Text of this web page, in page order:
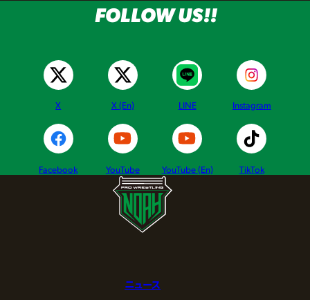
FOLLOW US!!
X X (En) LINE Instagram
Facebook YouTube YouTube (En) TikTok
ニュース